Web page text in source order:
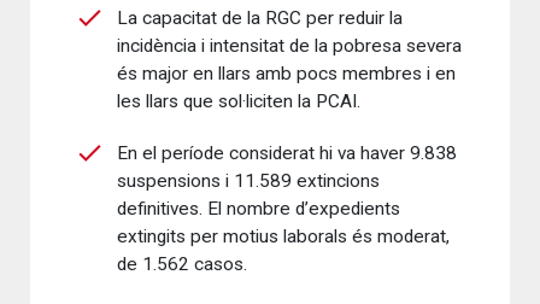
La capacitat de la RGC per reduir la
incidència i intensitat de la pobresa severa
és major en llars amb pocs membres i en
les llars que sol·liciten la PCAI.
En el període considerat hi va haver 9.838
suspensions i 11.589 extincions
definitives. El nombre d’expedients
extingits per motius laborals és moderat,
de 1.562 casos.